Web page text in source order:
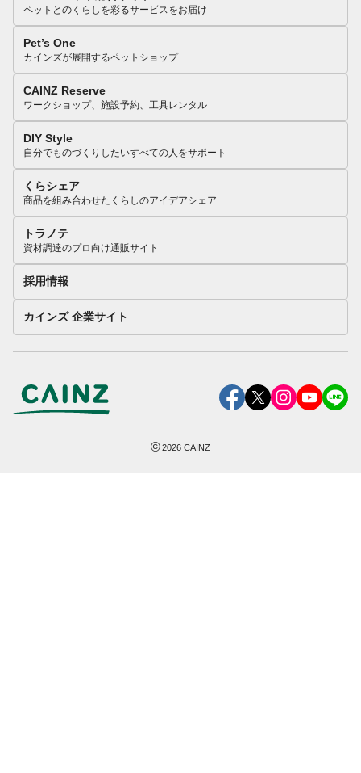
ペットとのくらしを彩るサービスをお届け
Pet’s One
カインズが展開するペットショップ
CAINZ Reserve
ワークショップ、施設予約、工具レンタル
DIY Style
自分でものづくりしたいすべての人をサポート
くらシェア
商品を組み合わせたくらしのアイデアシェア
トラノテ
資材調達のプロ向け通販サイト
採用情報
カインズ 企業サイト
©2026 CAINZ